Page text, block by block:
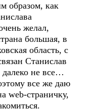
образом, как
желал,
большая, в
область, с
Станислав
не все…
все же даю
web-страничку,